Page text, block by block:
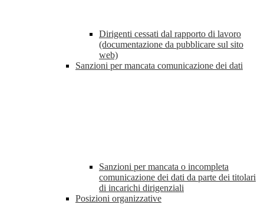
Dirigenti cessati dal rapporto di lavoro
(documentazione da pubblicare sul sito
web)
Sanzioni per mancata comunicazione dei dati
Sanzioni per mancata o incompleta
comunicazione dei dati da parte dei titolari
di incarichi dirigenziali
Posizioni organizzative